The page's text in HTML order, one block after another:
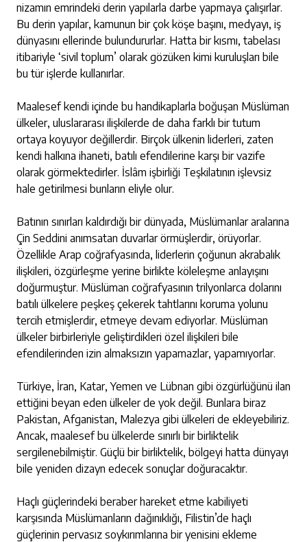
nizamın emrindeki derin yapılarla darbe yapmaya çalışırlar.
Bu derin yapılar, kamunun bir çok köşe başını, medyayı, iş
dünyasını ellerinde bulundururlar. Hatta bir kısmı, tabelası
itibariyle ‘sivil toplum’ olarak gözüken kimi kuruluşları bile
bu tür işlerde kullanırlar.
Maalesef kendi içinde bu handikaplarla boğuşan Müslüman
ülkeler, uluslararası ilişkilerde de daha farklı bir tutum
ortaya koyuyor değillerdir. Birçok ülkenin liderleri, zaten
kendi halkına ihaneti, batılı efendilerine karşı bir vazife
olarak görmektedirler. İslâm işbirliği Teşkilatının işlevsiz
hale getirilmesi bunların eliyle olur.
Batının sınırları kaldırdığı bir dünyada, Müslümanlar aralarına
Çin Seddini anımsatan duvarlar örmüşlerdir, örüyorlar.
Özellikle Arap coğrafyasında, liderlerin çoğunun akrabalık
ilişkileri, özgürleşme yerine birlikte köleleşme anlayışını
doğurmuştur. Müslüman coğrafyasının trilyonlarca dolarını
batılı ülkelere peşkeş çekerek tahtlarını koruma yolunu
tercih etmişlerdir, etmeye devam ediyorlar. Müslüman
ülkeler birbirleriyle geliştirdikleri özel ilişkileri bile
efendilerinden izin almaksızın yapamazlar, yapamıyorlar.
Türkiye, İran, Katar, Yemen ve Lübnan gibi özgürlüğünü ilan
ettiğini beyan eden ülkeler de yok değil. Bunlara biraz
Pakistan, Afganistan, Malezya gibi ülkeleri de ekleyebiliriz.
Ancak, maalesef bu ülkelerde sınırlı bir birliktelik
sergilenebilmiştir. Güçlü bir birliktelik, bölgeyi hatta dünyayı
bile yeniden dizayn edecek sonuçlar doğuracaktır.
Haçlı güçlerindeki beraber hareket etme kabiliyeti
karşısında Müslümanların dağınıklığı, Filistin’de haçlı
güçlerinin pervasız soykırımlarına bir yenisini ekleme